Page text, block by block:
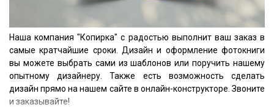
Наша компания "Копирка" с радостью выполнит ваш заказ в
самые кратчайшие сроки. Дизайн и оформление фотокниги
вы можете выбрать сами из шаблонов или поручить нашему
опытному дизайнеру. Также есть возможность сделать
дизайн прямо на нашем сайте в онлайн-конструкторе. Звоните
и заказывайте!